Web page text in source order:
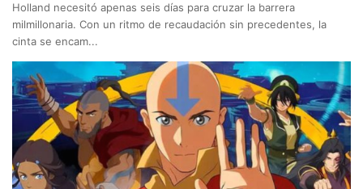
Holland necesitó apenas seis días para cruzar la barrera
milmillonaria. Con un ritmo de recaudación sin precedentes, la
cinta se encam...